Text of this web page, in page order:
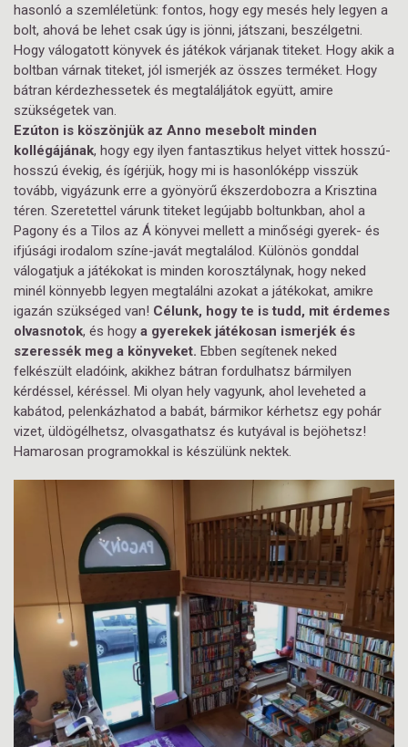
hasonló a szemléletünk: fontos, hogy egy mesés hely legyen a
bolt, ahová be lehet csak úgy is jönni, játszani, beszélgetni.
Hogy válogatott könyvek és játékok várjanak titeket. Hogy akik a
boltban várnak titeket, jól ismerjék az összes terméket. Hogy
bátran kérdezhessetek és megtaláljátok együtt, amire
szükségetek van.
Ezúton is köszönjük az Anno mesebolt minden
kollégájának, hogy egy ilyen fantasztikus helyet vittek hosszú-
hosszú évekig, és ígérjük, hogy mi is hasonlóképp visszük
tovább, vigyázunk erre a gyönyörű ékszerdobozra a Krisztina
téren. Szeretettel várunk titeket legújabb boltunkban, ahol a
Pagony és a Tilos az Á könyvei mellett a minőségi gyerek- és
ifjúsági irodalom színe-javát megtalálod. Különös gonddal
válogatjuk a játékokat is minden korosztálynak, hogy neked
minél könnyebb legyen megtalálni azokat a játékokat, amikre
igazán szükséged van! Célunk, hogy te is tudd, mit érdemes
olvasnotok, és hogy a gyerekek játékosan ismerjék és
szeressék meg a könyveket. Ebben segítenek neked
felkészült eladóink, akikhez bátran fordulhatsz bármilyen
kérdéssel, kéréssel. Mi olyan hely vagyunk, ahol leveheted a
kabátod, pelenkázhatod a babát, bármikor kérhetsz egy pohár
vizet, üldögélhetsz, olvasgathatsz és kutyával is bejöhetsz!
Hamarosan programokkal is készülünk nektek.